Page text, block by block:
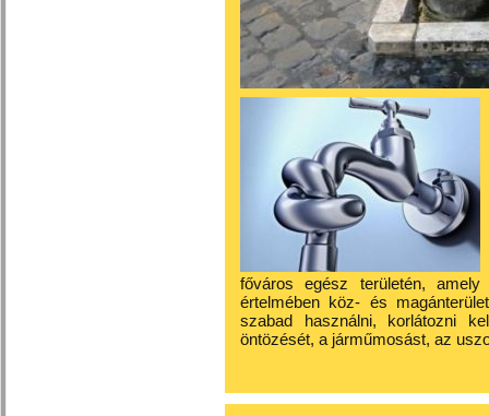
főváros egész területén,
értelmében köz- és
szabad használni, korlátozni
öntözését, a járműmosást, az